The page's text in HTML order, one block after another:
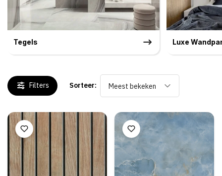
Tegels Luxe
Filters Sorteer: Meest bekeken